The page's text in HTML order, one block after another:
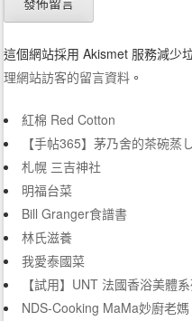
這個網站採用 Akismet 服務減少
理網站訪客的留言資料 。
紅棉 Red Cotton
【手帖365】茅乃舍的茶碗蒸
札幌 三吉神社
明福台菜
Bill Granger食譜書
林氏滋養
我愛泰國菜
【試用】UNT 法國香浴美體
NDS-Cooking MaMa妙廚老媽